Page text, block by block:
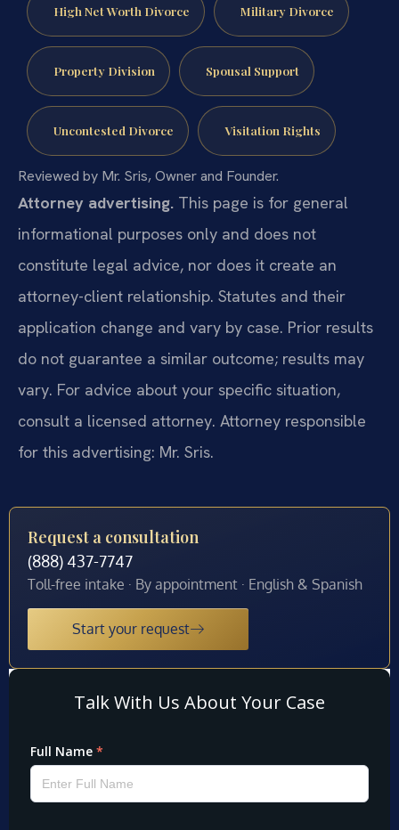
High Net Worth Divorce Military Divorce
Property Division Spousal Support
Uncontested Divorce Visitation Rights
Reviewed by Mr. Sris, Owner and Founder.
Attorney advertising. This page is for general
informational purposes only and does not
constitute legal advice, nor does it create an
attorney-client relationship. Statutes and their
application change and vary by case. Prior results
do not guarantee a similar outcome; results may
vary. For advice about your specific situation,
consult a licensed attorney. Attorney responsible
for this advertising: Mr. Sris.
Request a consultation
(888) 437-7747
Toll-free intake · By appointment · English & Spanish
Start your request